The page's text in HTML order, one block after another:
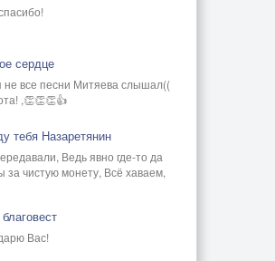
сердце
не все песни Митяева слышал((
,👏👏👏👍
тебя Назаретянин
Ведь явно где-то да
за чистую монету, Всё хаваем,
Вас!